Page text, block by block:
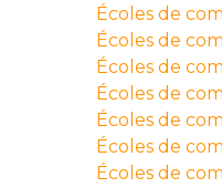
Écoles de
Écoles de
Écoles de
Écoles de
Écoles de
Écoles de
Écoles de